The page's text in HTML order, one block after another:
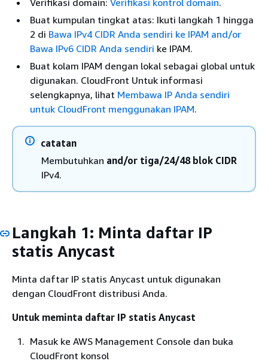
Buat kumpulan tingkat atas: Ikuti langkah 1 hingga
2 di Bawa IPv4 CIDR Anda sendiri ke IPAM and/or
Bawa IPv6 CIDR Anda sendiri ke IPAM.
Buat kolam IPAM dengan lokal sebagai global untuk
digunakan. CloudFront Untuk informasi
selengkapnya, lihat Membawa IP Anda sendiri
untuk CloudFront menggunakan IPAM.
catatan
Membutuhkan and/or tiga/24/48 blok CIDR
IPv4.
Langkah 1: Minta daftar IP
statis Anycast
Minta daftar IP statis Anycast untuk digunakan
dengan CloudFront distribusi Anda.
Untuk meminta daftar IP statis Anycast
Masuk ke AWS Management Console dan buka
CloudFront konsol